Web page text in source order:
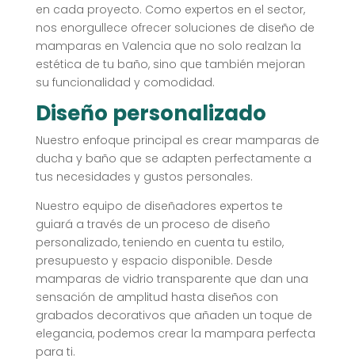
en cada proyecto. Como expertos en el sector,
nos enorgullece ofrecer soluciones de diseño de
mamparas en Valencia que no solo realzan la
estética de tu baño, sino que también mejoran
su funcionalidad y comodidad.
Diseño personalizado
Nuestro enfoque principal es crear mamparas de
ducha y baño que se adapten perfectamente a
tus necesidades y gustos personales.
Nuestro equipo de diseñadores expertos te
guiará a través de un proceso de diseño
personalizado, teniendo en cuenta tu estilo,
presupuesto y espacio disponible. Desde
mamparas de vidrio transparente que dan una
sensación de amplitud hasta diseños con
grabados decorativos que añaden un toque de
elegancia, podemos crear la mampara perfecta
para ti.